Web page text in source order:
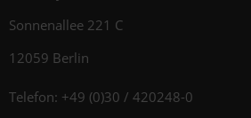
Sonnenallee 221 C
12059 Berlin
Telefon: +49 (0)30 / 420248-0